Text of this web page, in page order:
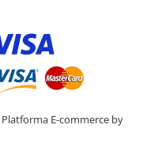
Platforma E-commerce by